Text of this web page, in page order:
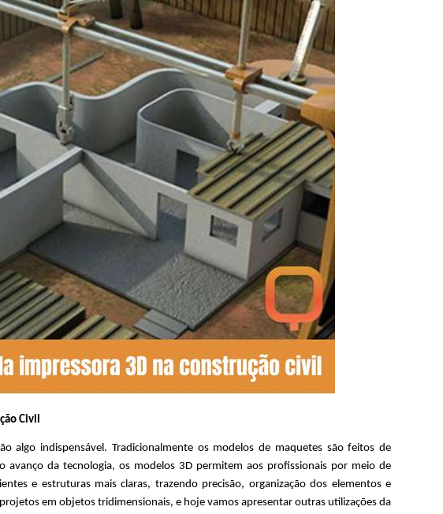
Civil
algo indispensável. Tradicionalmente os modelos de maquetes são feitos de
avanço da tecnologia, os modelos 3D permitem aos profissionais por meio de
e estruturas mais claras, trazendo precisão, organização dos elementos e
em objetos tridimensionais, e hoje vamos apresentar outras utilizações da